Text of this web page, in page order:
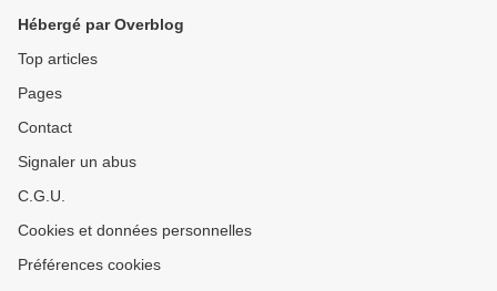
Hébergé par Overblog
Top articles
Pages
Contact
Signaler un abus
C.G.U.
Cookies et données personnelles
Préférences cookies